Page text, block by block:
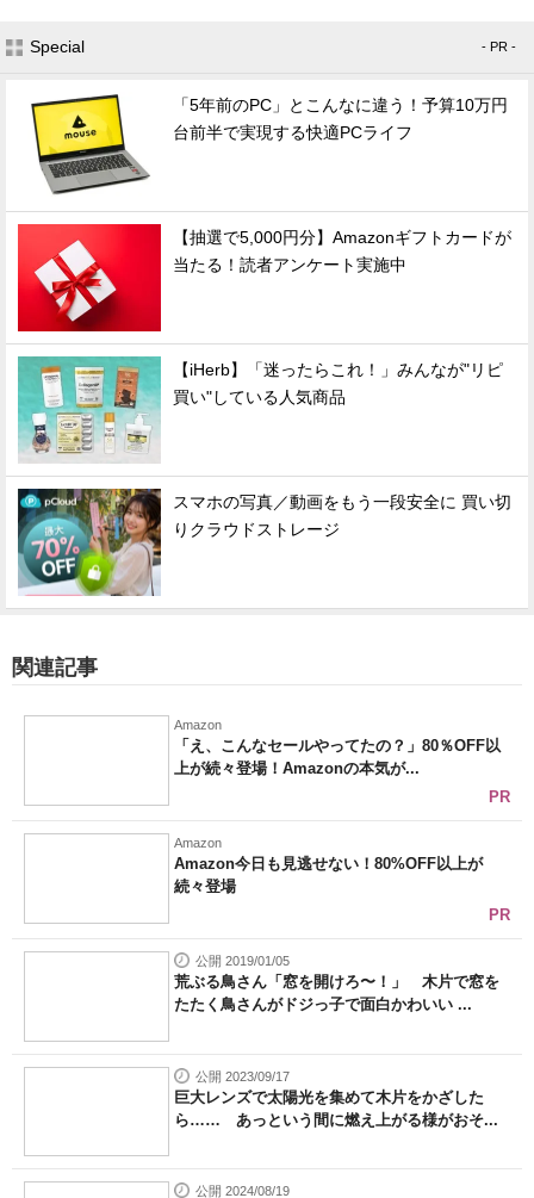
Special - PR -
「5年前のPC」とこんなに違う！予算10万円
台前半で実現する快適PCライフ
【抽選で5,000円分】Amazonギフトカードが
当たる！読者アンケート実施中
【iHerb】「迷ったらこれ！」みんなが"リピ
買い"している人気商品
スマホの写真／動画をもう一段安全に 買い切
りクラウドストレージ
関連記事
Amazon
「え、こんなセールやってたの？」80％OFF以
上が続々登場！Amazonの本気が...
PR
Amazon
Amazon今日も見逃せない！80%OFF以上が
続々登場
PR
公開 2019/01/05
荒ぶる鳥さん「窓を開けろ〜！」 木片で窓を
たたく鳥さんがドジっ子で面白かわいい ...
公開 2023/09/17
巨大レンズで太陽光を集めて木片をかざした
ら…… あっという間に燃え上がる様がおそ...
公開 2024/08/19